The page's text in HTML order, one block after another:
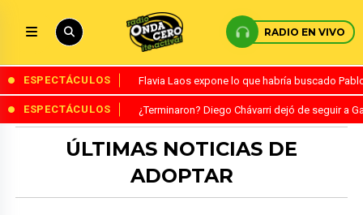
RADIO EN VIVO
ESPECTÁCULOS Flavia Laos expone lo que habría buscado
ESPECTÁCULOS ¿Terminaron? Diego Chávarri dejó de seguir a
ÚLTIMAS NOTICIAS DE
ADOPTAR